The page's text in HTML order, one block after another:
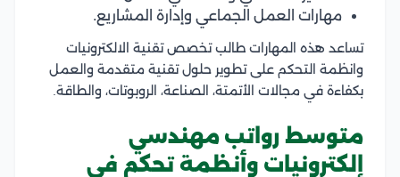
مهارات العمل الجماعي وإدارة المشاريع.
تساعد هذه المهارات طالب تخصص تقنية الالكترونيات
وانظمة التحكم على تطوير حلول تقنية متقدمة والعمل
بكفاءة في مجالات الأتمتة، الصناعة، الروبوتات، والطاقة.
متوسط رواتب مهندسي
إلكترونيات وأنظمة تحكم في